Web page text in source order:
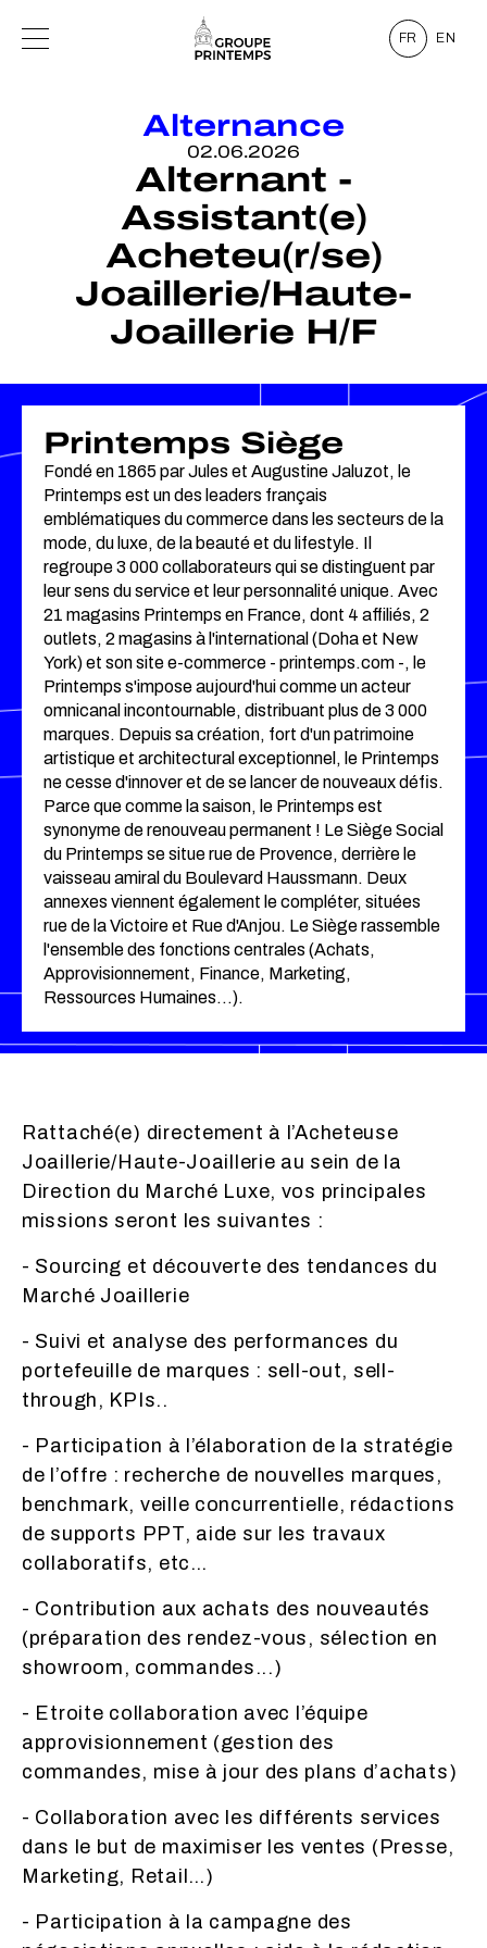
FR EN
Alternance
02.06.2026
Alternant -
Assistant(e)
Acheteu(r/se)
Joaillerie/Haute-
Joaillerie H/F
Printemps Siège
Fondé en 1865 par Jules et Augustine Jaluzot, le
Printemps est un des leaders français
emblématiques du commerce dans les secteurs de la
mode, du luxe, de la beauté et du lifestyle. Il
regroupe 3 000 collaborateurs qui se distinguent par
leur sens du service et leur personnalité unique. Avec
21 magasins Printemps en France, dont 4 affiliés, 2
outlets, 2 magasins à l'international (Doha et New
York) et son site e-commerce - printemps.com -, le
Printemps s'impose aujourd'hui comme un acteur
omnicanal incontournable, distribuant plus de 3 000
marques. Depuis sa création, fort d'un patrimoine
artistique et architectural exceptionnel, le Printemps
ne cesse d'innover et de se lancer de nouveaux défis.
Parce que comme la saison, le Printemps est
synonyme de renouveau permanent ! Le Siège Social
du Printemps se situe rue de Provence, derrière le
vaisseau amiral du Boulevard Haussmann. Deux
annexes viennent également le compléter, situées
rue de la Victoire et Rue d'Anjou. Le Siège rassemble
l'ensemble des fonctions centrales (Achats,
Approvisionnement, Finance, Marketing,
Ressources Humaines…).
Rattaché(e) directement à l’Acheteuse
Joaillerie/Haute-Joaillerie au sein de la
Direction du Marché Luxe, vos principales
missions seront les suivantes :
- Sourcing et découverte des tendances du
Marché Joaillerie
- Suivi et analyse des performances du
portefeuille de marques : sell-out, sell-
through, KPIs..
- Participation à l’élaboration de la stratégie
de l’offre : recherche de nouvelles marques,
benchmark, veille concurrentielle, rédactions
de supports PPT, aide sur les travaux
collaboratifs, etc…
- Contribution aux achats des nouveautés
(préparation des rendez-vous, sélection en
showroom, commandes...)
- Etroite collaboration avec l’équipe
approvisionnement (gestion des
commandes, mise à jour des plans d’achats)
- Collaboration avec les différents services
dans le but de maximiser les ventes (Presse,
Marketing, Retail…)
- Participation à la campagne des